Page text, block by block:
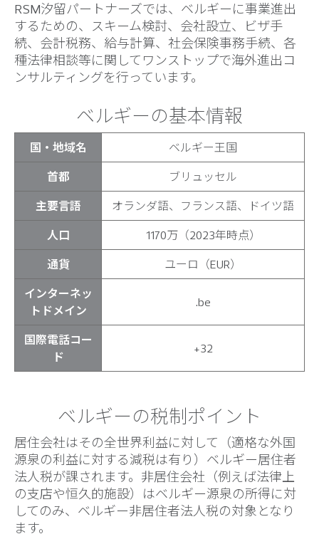
RSM汐留パートナーズでは、ベルギーに事業進出
するための、スキーム検討、会社設立、ビザ手
続、会計税務、給与計算、社会保険事務手続、各
種法律相談等に関してワンストップで海外進出コ
ンサルティングを行っています。
ベルギーの基本情報
国・地域名 ベルギー王国
首都 ブリュッセル
主要言語 オランダ語、フランス語、ドイツ語
人口 1170万（2023年時点）
通貨 ユーロ（EUR）
インターネッ
トドメイン
.be
国際電話コー
ド
+32
ベルギーの税制ポイント
居住会社はその全世界利益に対して（適格な外国
源泉の利益に対する減税は有り）ベルギー居住者
法人税が課されます。非居住会社（例えば法律上
の支店や恒久的施設）はベルギー源泉の所得に対
してのみ、ベルギー非居住者法人税の対象となり
ます。